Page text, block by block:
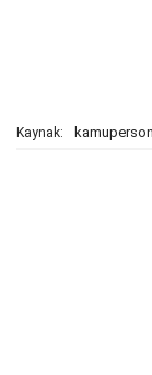
Kaynak: